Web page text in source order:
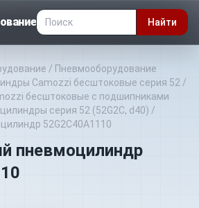
Найти
/ Пневмооборудование
Camozzi бесштоковые серия 52 /
бесштоковые с подшипниками
серия 52 (52G2C, d40) /
52G2C40A1110
пневмоцилиндр